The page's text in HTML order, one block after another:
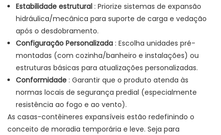
Estabilidade estrutural: Priorize sistemas de expansão
hidráulica/mecânica para suporte de carga e vedação
após o desdobramento.
Configuração Personalizada: Escolha unidades pré-
montadas (com cozinha/banheiro e instalações) ou
estruturas básicas para atualizações personalizadas.
Conformidade: Garantir que o produto atenda às
normas locais de segurança predial (especialmente
resistência ao fogo e ao vento).
As casas-contêineres expansíveis estão redefinindo o
conceito de moradia temporária e leve. Seja para